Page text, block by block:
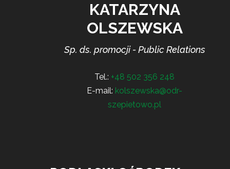
KATARZYNA
OLSZEWSKA
Sp. ds. promocji - Public Relations
Tel.: +48 502 356 248
E-mail: kolszewska@odr-
szepietowo.pl